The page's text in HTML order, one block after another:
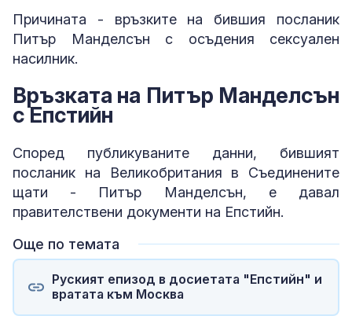
Причината - връзките на бившия посланик
Питър Манделсън с осъдения сексуален
насилник.
Връзката на Питър Манделсън
с Епстийн
Според публикуваните данни, бившият
посланик на Великобритания в Съединените
щати - Питър Манделсън, е давал
правителствени документи на Епстийн.
Още по темата
Руският епизод в досиетата "Епстийн" и
вратата към Москва